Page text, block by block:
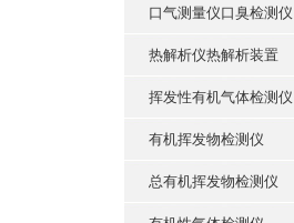
口气测量仪口臭检测仪
热解析仪热解析装置
挥发性有机气体检测仪
有机挥发物检测仪
总有机挥发物检测仪